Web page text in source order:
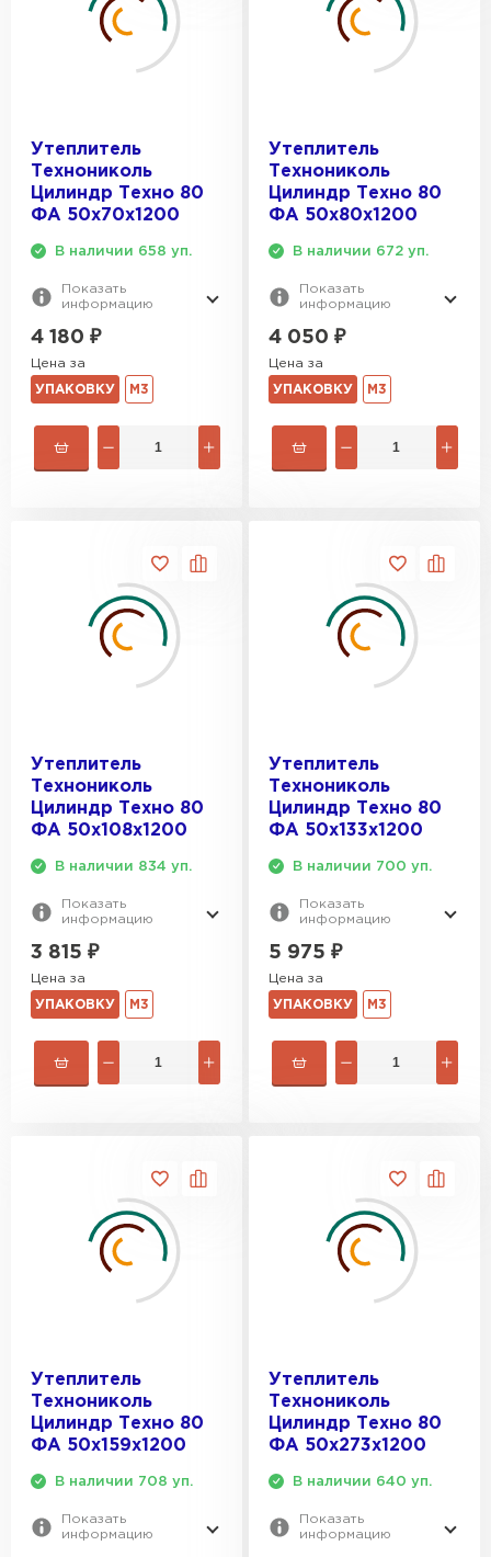
Утеплитель
Технониколь
Цилиндр Техно 80
ФА 50х70х1200
В наличии 658 уп.
Показать
информацию
4 180 ₽
Цена за
УПАКОВКУ М3
Утеплитель
Технониколь
Цилиндр Техно 80
ФА 50х80х1200
В наличии 672 уп.
Показать
информацию
4 050 ₽
Цена за
УПАКОВКУ М3
Утеплитель
Технониколь
Цилиндр Техно 80
ФА 50х108х1200
В наличии 834 уп.
Показать
информацию
3 815 ₽
Цена за
УПАКОВКУ М3
Утеплитель
Технониколь
Цилиндр Техно 80
ФА 50х133х1200
В наличии 700 уп.
Показать
информацию
5 975 ₽
Цена за
УПАКОВКУ М3
Утеплитель
Технониколь
Цилиндр Техно 80
ФА 50х159х1200
В наличии 708 уп.
Показать
информацию
Утеплитель
Технониколь
Цилиндр Техно 80
ФА 50х273х1200
В наличии 640 уп.
Показать
информацию